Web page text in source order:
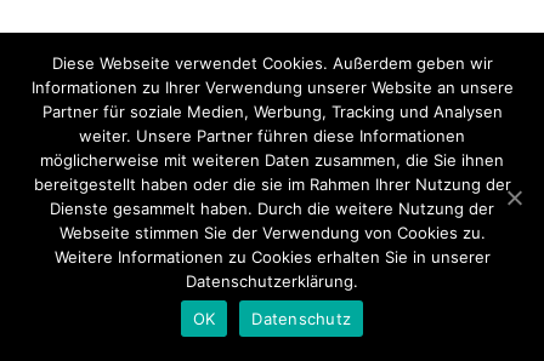
Alle Angaben ohne Gewähr.
Datenschutzerklärung
Hinweise zu Werbepartner
Impressum
Kontakt
Sitemap
Diese Webseite verwendet Cookies. Außerdem geben wir
Informationen zu Ihrer Verwendung unserer Website an unsere
Partner für soziale Medien, Werbung, Tracking und Analysen
weiter. Unsere Partner führen diese Informationen
möglicherweise mit weiteren Daten zusammen, die Sie ihnen
bereitgestellt haben oder die sie im Rahmen Ihrer Nutzung der
Dienste gesammelt haben. Durch die weitere Nutzung der
Webseite stimmen Sie der Verwendung von Cookies zu.
Weitere Informationen zu Cookies erhalten Sie in unserer
Datenschutzerklärung.
OK
Datenschutz